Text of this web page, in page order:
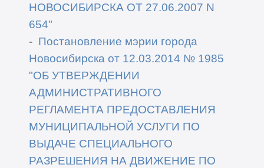
НОВОСИБИРСКА ОТ 27.06.2007 N
654"
- Постановление мэрии города
Новосибирска от 12.03.2014 № 1985
"ОБ УТВЕРЖДЕНИИ
АДМИНИСТРАТИВНОГО
РЕГЛАМЕНТА ПРЕДОСТАВЛЕНИЯ
МУНИЦИПАЛЬНОЙ УСЛУГИ ПО
ВЫДАЧЕ СПЕЦИАЛЬНОГО
РАЗРЕШЕНИЯ НА ДВИЖЕНИЕ ПО